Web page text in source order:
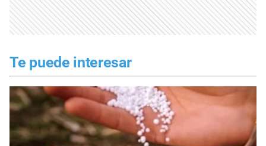
Te puede interesar